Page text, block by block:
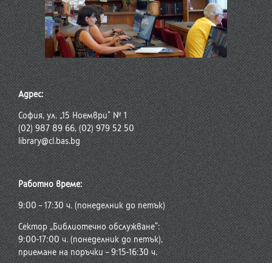
Адрес:
София, ул. „15 Ноември“ № 1
(02) 987 89 66, (02) 979 52 50
library@cl.bas.bg
Работно време:
9:00 – 17:30 ч. (понеделник до петък)
Сектор „Библиотечно обслужване“:
9:00-17:00 ч. (понеделник до петък),
приемане на поръчки – 9:15-16:30 ч.